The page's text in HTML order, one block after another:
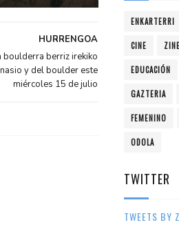
HURRENGOA
boulderra berriz irekiko
y del boulder este
miércoles 15 de julio
ENKARTERRI
CINE ZINE
EDUCACIÓN
GAZTERIA
FEMENINO
ODOLA
TWITTER
TWEETS BY